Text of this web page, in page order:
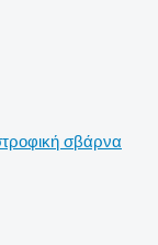
σβάρνα